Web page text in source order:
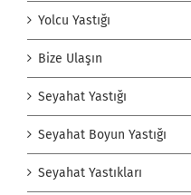
Yolcu Yastığı
Bize Ulaşın
Seyahat Yastığı
Seyahat Boyun Yastığı
Seyahat Yastıkları